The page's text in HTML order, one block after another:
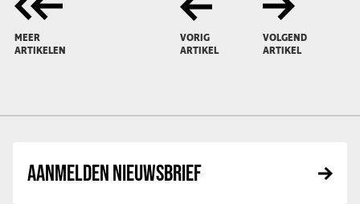
MEER
ARTIKELEN
VORIG
ARTIKEL
VOLGEND
ARTIKEL
AANMELDEN NIEUWSBRIEF